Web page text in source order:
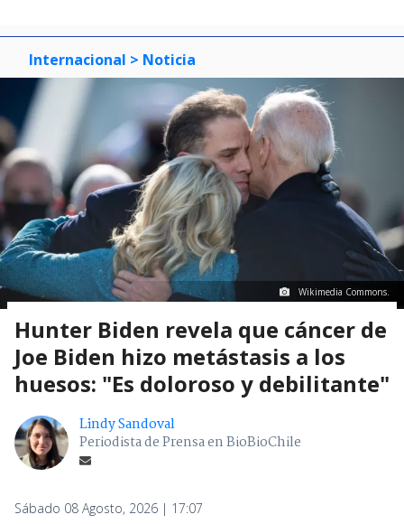
Internacional > Noticia
Wikimedia Commons.
Hunter Biden revela que cáncer de
Joe Biden hizo metástasis a los
huesos: "Es doloroso y debilitante"
Lindy Sandoval
Periodista de Prensa en BioBioChile
Sábado 08 Agosto, 2026 | 17:07